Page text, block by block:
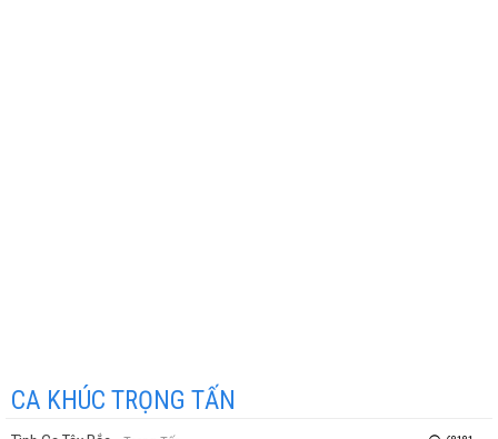
CA KHÚC TRỌNG TẤN